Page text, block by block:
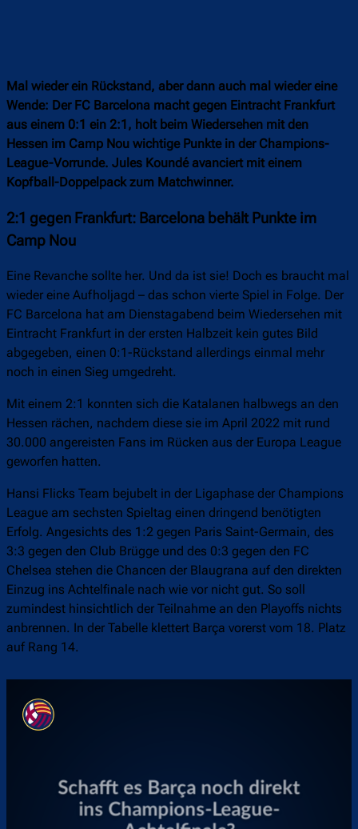
Mal wieder ein Rückstand, aber dann auch mal wieder eine
Wende: Der FC Barcelona macht gegen Eintracht Frankfurt
aus einem 0:1 ein 2:1, holt beim Wiedersehen mit den
Hessen im Camp Nou wichtige Punkte in der Champions-
League-Vorrunde. Jules Koundé avanciert mit einem
Kopfball-Doppelpack zum Matchwinner.
2:1 gegen Frankfurt: Barcelona behält Punkte im
Camp Nou
Eine Revanche sollte her. Und da ist sie! Doch es braucht mal
wieder eine Aufholjagd – das schon vierte Spiel in Folge. Der
FC Barcelona hat am Dienstagabend beim Wiedersehen mit
Eintracht Frankfurt in der ersten Halbzeit kein gutes Bild
abgegeben, einen 0:1-Rückstand allerdings einmal mehr
noch in einen Sieg umgedreht.
Mit einem 2:1 konnten sich die Katalanen halbwegs an den
Hessen rächen, nachdem diese sie im April 2022 mit rund
30.000 angereisten Fans im Rücken aus der Europa League
geworfen hatten.
Hansi Flicks Team bejubelt in der Ligaphase der Champions
League am sechsten Spieltag einen dringend benötigten
Erfolg. Angesichts des 1:2 gegen Paris Saint-Germain, des
3:3 gegen den Club Brügge und des 0:3 gegen den FC
Chelsea stehen die Chancen der Blaugrana auf den direkten
Einzug ins Achtelfinale nach wie vor nicht gut. So soll
zumindest hinsichtlich der Teilnahme an den Playoffs nichts
anbrennen. In der Tabelle klettert Barça vorerst vom 18. Platz
auf Rang 14.